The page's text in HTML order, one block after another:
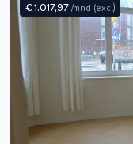
€ 1.017,97 /mnd (excl)